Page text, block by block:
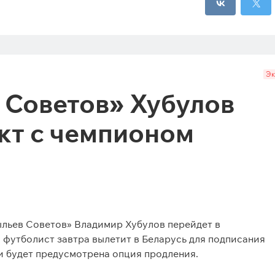
Хубулов
с чемпионом
Советов» Владимир Хубулов перейдет в
завтра вылетит в Беларусь для подписания
будет предусмотрена опция продления.